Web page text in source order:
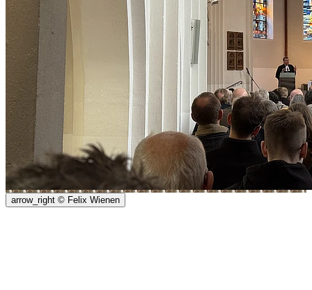
arrow_right © Felix Wienen